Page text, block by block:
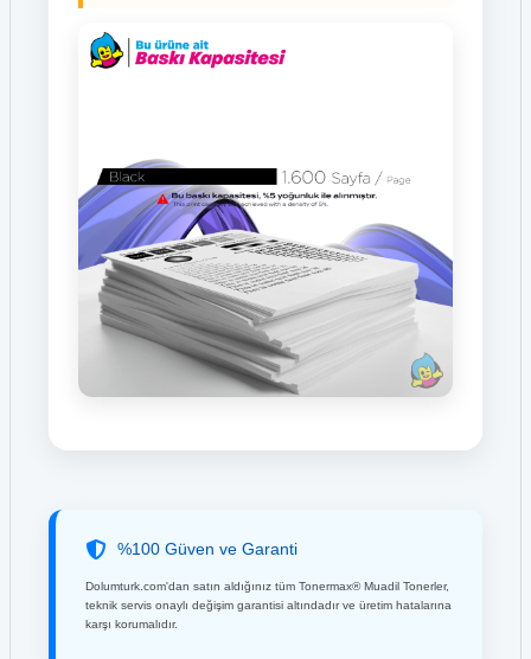
%100 Güven ve Garanti
Dolumturk.com'dan satın aldığınız tüm Tonermax® Muadil Tonerler,
teknik servis onaylı değişim garantisi altındadır ve üretim hatalarına
karşı korumalıdır.